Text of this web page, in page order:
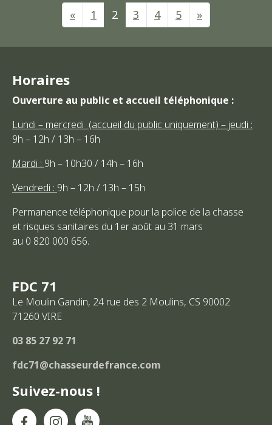
NAVIGATION
« 1 2 3 4 5 »
FDC 71
Le Moulin Gandin, 24 rue des 2 Moulins, CS 90002
71260 VIRE
03 85 27 92 71
fdc71@chasseurdefrance.com
Suivez-nous !
Horaires
Ouverture au public et accueil téléphonique :
Lundi – mercredi (accueil du public uniquement) – jeudi :
9h – 12h / 13h – 16h
Mardi : 9h – 10h30 / 14h – 16h
Vendredi : 9h – 12h / 13h – 15h
Permanence téléphonique pour la police de la chasse
et risques sanitaires du 1er août au 31 mars
au 0 820 000 656.